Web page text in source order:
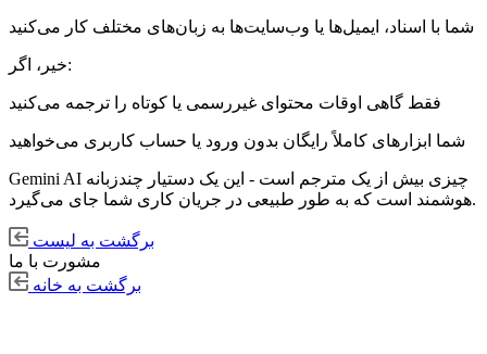
شما با اسناد، ایمیل‌ها یا وب‌سایت‌ها به زبان‌های مختلف کار می‌کنید
خیر، اگر:
فقط گاهی اوقات محتوای غیررسمی یا کوتاه را ترجمه می‌کنید
شما ابزارهای کاملاً رایگان بدون ورود یا حساب کاربری می‌خواهید
Gemini AI چیزی بیش از یک مترجم است - این یک دستیار چندزبانه
هوشمند است که به طور طبیعی در جریان کاری شما جای می‌گیرد.
برگشت به لیست
مشورت با ما
برگشت به خانه